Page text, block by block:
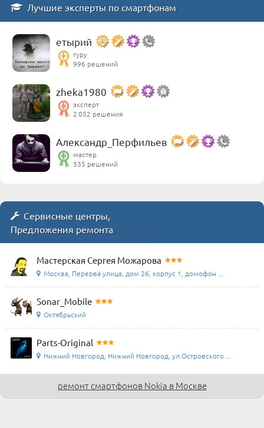
Лучшие эксперты по смартфонам
етырий
гуру
996 решений
zheka1980
эксперт
2 052 решения
Александр_Перфильев
мастер
535 решений
Сервисные центры,
Предложения ремонта
Мастерская Сергея Можарова
Москва, Перерва улица, дом 26, корпус 1, домофон ...
Sonar_Mobile
Октябрьский
Parts-Original
Нижний Новгород, Нижний Новгород, ул.Островского ...
ремонт смартфонов Nokia в Москве